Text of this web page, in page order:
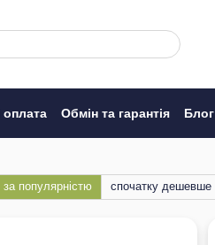
оплата Обмін та гарантія Блог
за популярністю спочатку дешевше